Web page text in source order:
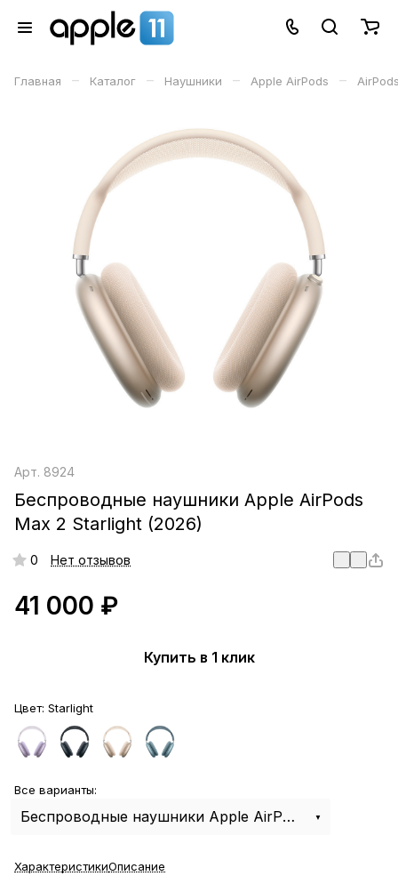
Главная – Каталог – Наушники – Apple AirPods –
Арт. 8924
Беспроводные наушники Apple AirPods
Max 2 Starlight (2026)
0 Нет отзывов
41 000 ₽
Купить в 1 клик
Цвет: Starlight
Все варианты:
Беспроводные наушники Apple AirPods Max 2 Starlight (2026)
ХарактеристикиОписание